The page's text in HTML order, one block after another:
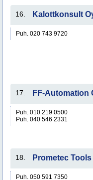
16. Kalottkonsult
Puh. 020 743 9720
17. FF-Automation
Puh. 010 219 0500
Puh. 040 546 2331
18. Prometec Tools
Puh. 050 591 7350